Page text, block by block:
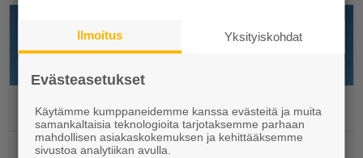
Julkisivuelementit
Ammattimyynti
Ilmoitus Yksityiskohdat
Evästeasetukset
Käytämme kumppaneidemme kanssa evästeitä ja muita
samankaltaisia teknologioita tarjotaksemme parhaan
mahdollisen asiakaskokemuksen ja kehittääksemme
sivustoa analytiikan avulla.